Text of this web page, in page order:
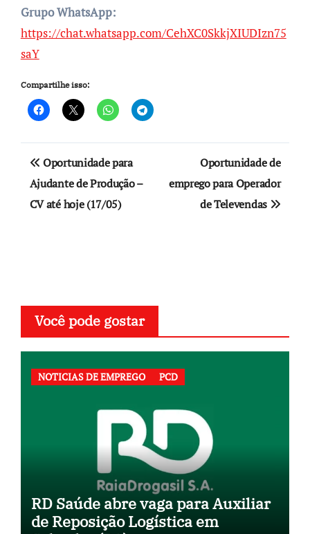
Grupo WhatsApp:
https://chat.whatsapp.com/CehXC0SkkjXIUDIzn75
saY
Compartilhe isso:
Navegação
de
Post
Oportunidade para
Ajudante de Produção –
CV até hoje (17/05)
Oportunidade de
emprego para Operador
de Televendas
Você pode gostar
NOTICIAS DE EMPREGO PCD
RD Saúde abre vaga para Auxiliar
de Reposição Logística em